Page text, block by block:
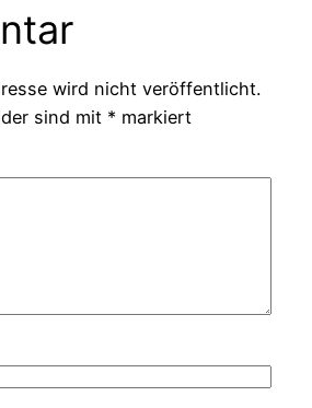
wird nicht veröffentlicht.
sind mit * markiert